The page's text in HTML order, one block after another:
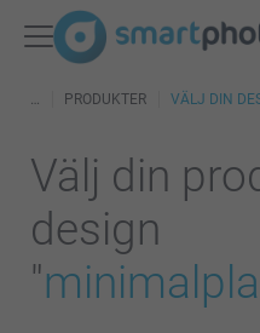
PRODUKTER VÄLJ DIN
Välj din
design
"